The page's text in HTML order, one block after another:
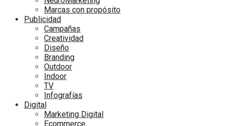
Marcas con propósito
Publicidad
Campañas
Creatividad
Diseño
Branding
Outdoor
Indoor
TV
Infografías
Digital
Marketing Digital
Ecommerce